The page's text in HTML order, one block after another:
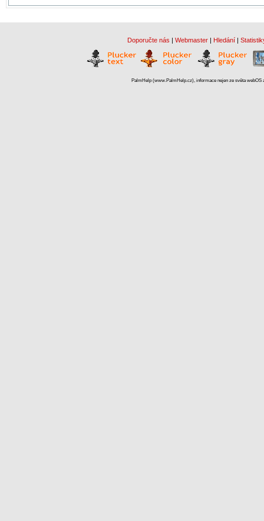
Doporučte nás | Webmaster | Hledání |
PalmHelp (www.PalmHelp.cz), informace nejen ze světa